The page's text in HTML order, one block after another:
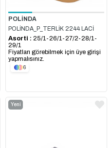
POLİNDA
POLİNDA_P_TERLİK 2244 LACİ
Asorti : 25/1-26/1-27/2-28/1-
29/1
Fiyatları görebilmek için üye girişi
yapmalısınız.
6
Yeni